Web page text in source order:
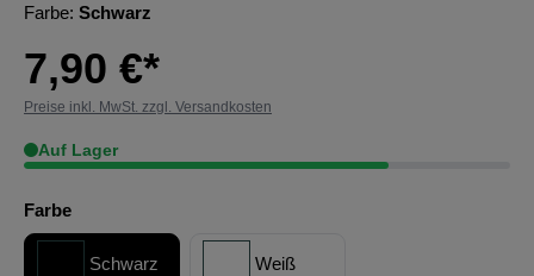
Farbe: Schwarz
7,90 €*
Preise inkl. MwSt. zzgl. Versandkosten
Auf Lager
Farbe
Schwarz Weiß